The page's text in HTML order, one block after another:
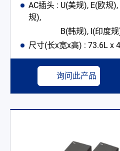
AC插头 : U(美规), E(欧规
规),
B(韩规), I(印度规
尺寸(长x宽x高) : 73.6L x
询问此产品